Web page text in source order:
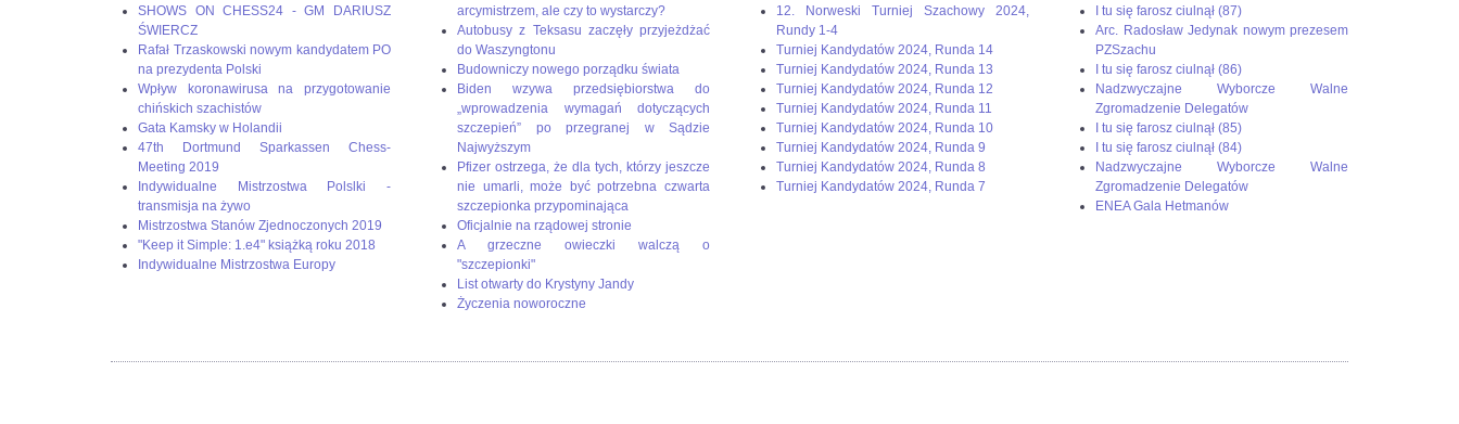
SHOWS ON CHESS24 - GM DARIUSZ
ŚWIERCZ
Rafał Trzaskowski nowym kandydatem PO
na prezydenta Polski
Wpływ koronawirusa na przygotowanie
chińskich szachistów
Gata Kamsky w Holandii
47th Dortmund Sparkassen Chess-
Meeting 2019
Indywidualne Mistrzostwa Polslki -
transmisja na żywo
Mistrzostwa Stanów Zjednoczonych 2019
"Keep it Simple: 1.e4" książką roku 2018
Indywidualne Mistrzostwa Europy
arcymistrzem, ale czy to wystarczy?
Autobusy z Teksasu zaczęły przyjeżdżać
do Waszyngtonu
Budowniczy nowego porządku świata
Biden wzywa przedsiębiorstwa do
„wprowadzenia wymagań dotyczących
szczepień” po przegranej w Sądzie
Najwyższym
Pfizer ostrzega, że dla tych, którzy jeszcze
nie umarli, może być potrzebna czwarta
szczepionka przypominająca
Oficjalnie na rządowej stronie
A grzeczne owieczki walczą o
"szczepionki"
List otwarty do Krystyny Jandy
Życzenia noworoczne
12. Norweski Turniej Szachowy 2024,
Rundy 1-4
Turniej Kandydatów 2024, Runda 14
Turniej Kandydatów 2024, Runda 13
Turniej Kandydatów 2024, Runda 12
Turniej Kandydatów 2024, Runda 11
Turniej Kandydatów 2024, Runda 10
Turniej Kandydatów 2024, Runda 9
Turniej Kandydatów 2024, Runda 8
Turniej Kandydatów 2024, Runda 7
I tu się farosz ciulnął (87)
Arc. Radosław Jedynak nowym prezesem
PZSzachu
I tu się farosz ciulnął (86)
Nadzwyczajne Wyborcze Walne
Zgromadzenie Delegatów
I tu się farosz ciulnął (85)
I tu się farosz ciulnął (84)
Nadzwyczajne Wyborcze Walne
Zgromadzenie Delegatów
ENEA Gala Hetmanów